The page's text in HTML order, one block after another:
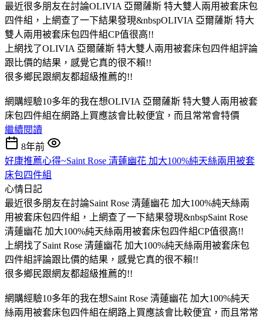
最近很多朋友在討論OLIVIA 亞爾薩斯 特大雙人兩用被套床包
四件組，上網查了一下結果發現&nbspOLIVIA 亞爾薩斯 特大
雙人兩用被套床包四件組CP值很高!!
上網找了OLIVIA 亞爾薩斯 特大雙人兩用被套床包四件組評論
跟比價的結果，感覺它真的很不賴!!
很多鄉民跟網友都超級推薦的!!
網購經驗10多年的我在想OLIVIA 亞爾薩斯 特大雙人兩用被套
床包四件組在網路上買應該會比較便宜，而且常常會特價
繼續閱讀
8年前
好康推薦心得~Saint Rose 清蓮幽花 加大100%純天絲兩用被套
床包四件組
心情日記
最近很多朋友在討論Saint Rose 清蓮幽花 加大100%純天絲兩
用被套床包四件組，上網查了一下結果發現&nbspSaint Rose
清蓮幽花 加大100%純天絲兩用被套床包四件組CP值很高!!
上網找了Saint Rose 清蓮幽花 加大100%純天絲兩用被套床包
四件組評論跟比價的結果，感覺它真的很不賴!!
很多鄉民跟網友都超級推薦的!!
網購經驗10多年的我在想Saint Rose 清蓮幽花 加大100%純天
絲兩用被套床包四件組在網路上買應該會比較便宜，而且常常